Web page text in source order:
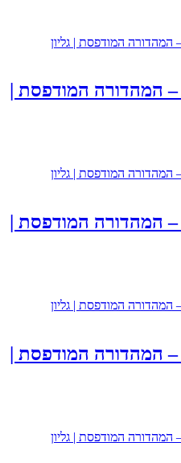
– המהדורה המודפסת |
– המהדורה המודפסת |
– המהדורה המודפסת |